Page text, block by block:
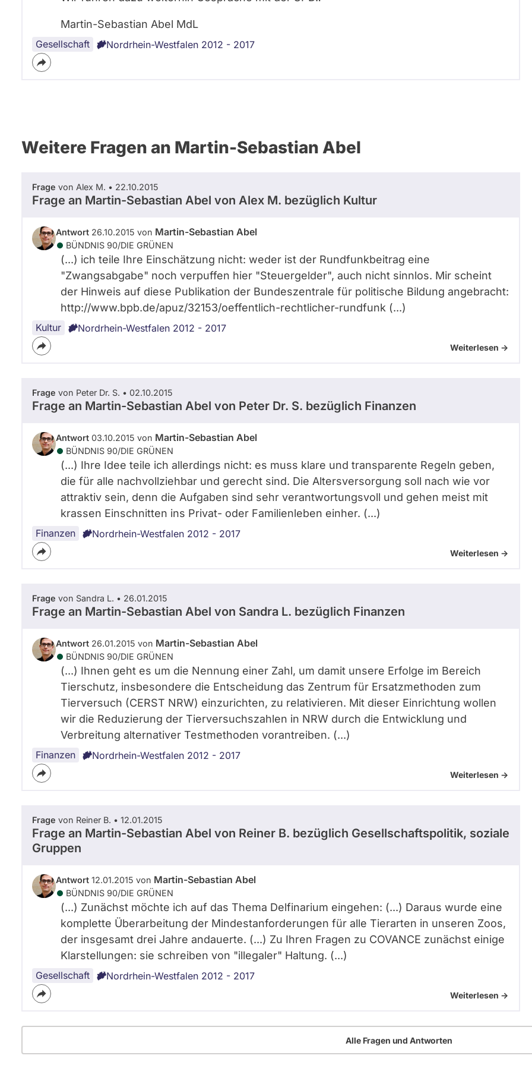
Martin-Sebastian Abel MdL
Gesellschaft Nordrhein-Westfalen 2012 - 2017
Weitere Fragen an Martin-Sebastian Abel
Frage von Alex M. • 22.10.2015
Frage an Martin-Sebastian Abel von Alex M. bezüglich Kultur
Antwort 26.10.2015 von Martin-Sebastian Abel
BÜNDNIS 90/­DIE GRÜNEN
(...) ich teile Ihre Einschätzung nicht: weder ist der Rundfunkbeitrag eine
"Zwangsabgabe" noch verpuffen hier "Steuergelder", auch nicht sinnlos. Mir scheint
der Hinweis auf diese Publikation der Bundeszentrale für politische Bildung angebracht:
http://www.bpb.de/apuz/32153/oeffentlich-rechtlicher-rundfunk (...)
Kultur Nordrhein-Westfalen 2012 - 2017
Weiterlesen ->
Frage von Peter Dr. S. • 02.10.2015
Frage an Martin-Sebastian Abel von Peter Dr. S. bezüglich Finanzen
Antwort 03.10.2015 von Martin-Sebastian Abel
BÜNDNIS 90/­DIE GRÜNEN
(...) Ihre Idee teile ich allerdings nicht: es muss klare und transparente Regeln geben,
die für alle nachvollziehbar und gerecht sind. Die Altersversorgung soll nach wie vor
attraktiv sein, denn die Aufgaben sind sehr verantwortungsvoll und gehen meist mit
krassen Einschnitten ins Privat- oder Familienleben einher. (...)
Finanzen Nordrhein-Westfalen 2012 - 2017
Weiterlesen ->
Frage von Sandra L. • 26.01.2015
Frage an Martin-Sebastian Abel von Sandra L. bezüglich Finanzen
Antwort 26.01.2015 von Martin-Sebastian Abel
BÜNDNIS 90/­DIE GRÜNEN
(...) Ihnen geht es um die Nennung einer Zahl, um damit unsere Erfolge im Bereich
Tierschutz, insbesondere die Entscheidung das Zentrum für Ersatzmethoden zum
Tierversuch (CERST NRW) einzurichten, zu relativieren. Mit dieser Einrichtung wollen
wir die Reduzierung der Tierversuchszahlen in NRW durch die Entwicklung und
Verbreitung alternativer Testmethoden vorantreiben. (...)
Finanzen Nordrhein-Westfalen 2012 - 2017
Weiterlesen ->
Frage von Reiner B. • 12.01.2015
Frage an Martin-Sebastian Abel von Reiner B. bezüglich Gesellschaftspolitik, soziale
Gruppen
Antwort 12.01.2015 von Martin-Sebastian Abel
BÜNDNIS 90/­DIE GRÜNEN
(...) Zunächst möchte ich auf das Thema Delfinarium eingehen: (...) Daraus wurde eine
komplette Überarbeitung der Mindestanforderungen für alle Tierarten in unseren Zoos,
der insgesamt drei Jahre andauerte. (...) Zu Ihren Fragen zu COVANCE zunächst einige
Klarstellungen: sie schreiben von "illegaler" Haltung. (...)
Gesellschaft Nordrhein-Westfalen 2012 - 2017
Weiterlesen ->
Alle Fragen und Antworten